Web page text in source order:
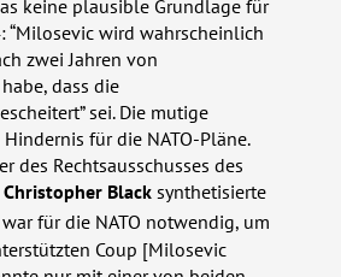
keine plausible Grundlage für
“Milosevic wird wahrscheinlich
zwei Jahren von
dass die
sei. Die mutige
für die NATO-Pläne.
des Rechtsausschusses des
Christopher Black synthetisierte
für die NATO notwendig, um
Coup [Milosevic